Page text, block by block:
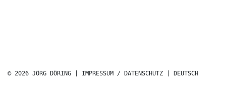
© 2026 JÖRG DÖRING | IMPRESSUM / DATENSCHUTZ DEUTSCH